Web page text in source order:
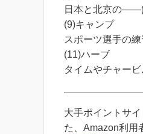
日本と北京の――
(9)キャンプ
スポーツ選手の
(11)ハーブ
タイムやチャー
大手ポイントサ
た、Amazon利用